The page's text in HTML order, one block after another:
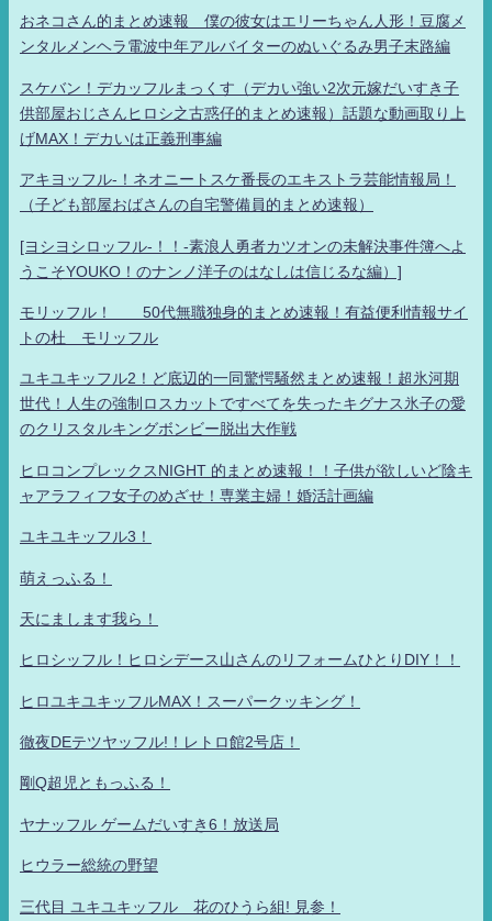
おネコさん的まとめ速報 僕の彼女はエリーちゃん人形！豆腐メ
ンタルメンヘラ電波中年アルバイターのぬいぐるみ男子末路編
スケバン！デカッフルまっくす（デカい強い2次元嫁だいすき子
供部屋おじさんヒロシ之古惑仔的まとめ速報）話題な動画取り上
げMAX！デカいは正義刑事編
アキヨッフル-！ネオニートスケ番長のエキストラ芸能情報局！
（子ども部屋おばさんの自宅警備員的まとめ速報）
[ヨシヨシロッフル-！！-素浪人勇者カツオンの未解決事件簿へよ
うこそYOUKO！のナンノ洋子のはなしは信じるな編）]
モリッフル！ 50代無職独身的まとめ速報！有益便利情報サイ
トの杜 モリッフル
ユキユキッフル2！ど底辺的一同驚愕騒然まとめ速報！超氷河期
世代！人生の強制ロスカットですべてを失ったキグナス氷子の愛
のクリスタルキングボンビー脱出大作戦
ヒロコンプレックスNIGHT 的まとめ速報！！子供が欲しいど陰キ
ャアラフィフ女子のめざせ！専業主婦！婚活計画編
ユキユキッフル3！
萌えっふる！
天にまします我ら！
ヒロシッフル！ヒロシデース山さんのリフォームひとりDIY！！
ヒロユキユキッフルMAX！スーパークッキング！
徹夜DEテツヤッフル!！レトロ館2号店！
剛Q超児ともっふる！
ヤナッフル ゲームだいすき6！放送局
ヒウラー総統の野望
三代目 ユキユキッフル 花のひうら組! 見参！